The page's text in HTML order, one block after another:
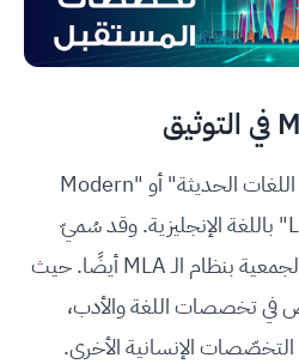
MLA هو اختصار لـ "جمعية اللغات الحديثة" أو "Modern
Languages Association" باللغة الإنجليزية. وقد سُميّ
نظام التوثيق الذي أوجدته الجمعية بنظام الـ MLA أيضًا. حيث
تخصصات اللغة والأدب،
الإنسانية الأخرى.